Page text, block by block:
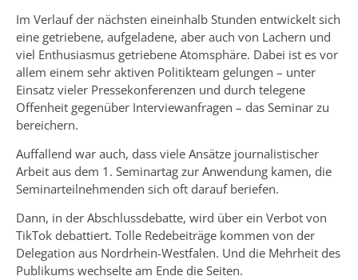
Im Verlauf der nächsten eineinhalb Stunden entwickelt sich
eine getriebene, aufgeladene, aber auch von Lachern und
viel Enthusiasmus getriebene Atomsphäre. Dabei ist es vor
allem einem sehr aktiven Politikteam gelungen – unter
Einsatz vieler Pressekonferenzen und durch telegene
Offenheit gegenüber Interviewanfragen – das Seminar zu
bereichern.
Auffallend war auch, dass viele Ansätze journalistischer
Arbeit aus dem 1. Seminartag zur Anwendung kamen, die
Seminarteilnehmenden sich oft darauf beriefen.
Dann, in der Abschlussdebatte, wird über ein Verbot von
TikTok debattiert. Tolle Redebeiträge kommen von der
Delegation aus Nordrhein-Westfalen. Und die Mehrheit des
Publikums wechselte am Ende die Seiten.